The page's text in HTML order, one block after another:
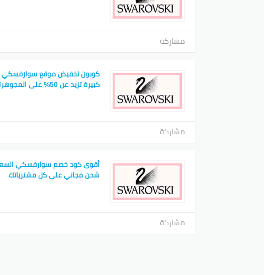
مشاركة
كوبون تخفيض موقع سوارفسكي
كبيرة تزيد عن 50% على المجوهرات
مشاركة
أقوى كود خصم سوارفسكي
شحن مجاني على كل مشترياتك
مشاركة